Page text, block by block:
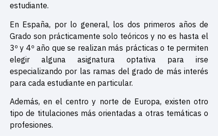
estudiante.
En España, por lo general, los dos primeros años de
Grado son prácticamente solo teóricos y no es hasta el
3º y 4º año que se realizan más prácticas o te permiten
elegir alguna asignatura optativa para irse
especializando por las ramas del grado de más interés
para cada estudiante en particular.
Además, en el centro y norte de Europa, existen otro
tipo de titulaciones más orientadas a otras temáticas o
profesiones.